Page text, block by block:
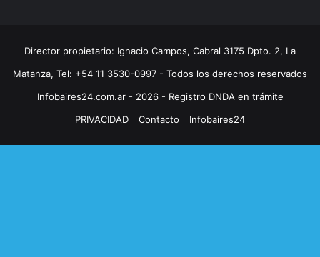
Director propietario: Ignacio Campos, Cabral 3175 Dpto. 2, La
Matanza, Tel: +54 11 3530-0997 - Todos los derechos reservados
Infobaires24.com.ar - 2026 - Registro DNDA en trámite
PRIVACIDAD
Contacto Infobaires24